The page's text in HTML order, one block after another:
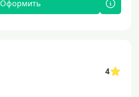
Оформить
4